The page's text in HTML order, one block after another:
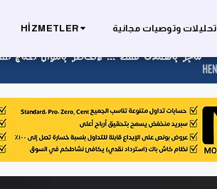
HIZMETLER تحليلات وتوصيات مجانية